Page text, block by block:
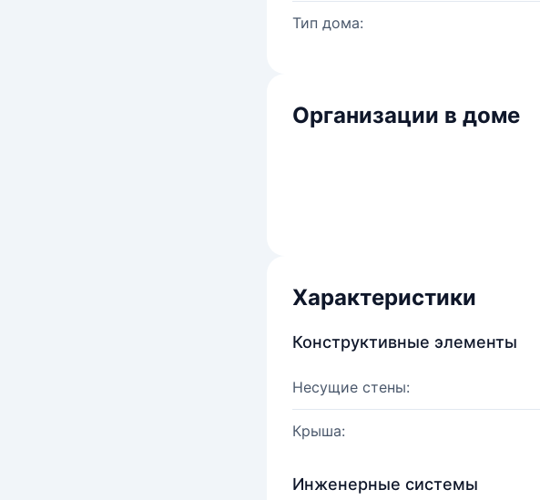
Тип дома:
Организации в доме
Характеристики
Конструктивные элементы
Несущие стены:
Крыша:
Инженерные системы